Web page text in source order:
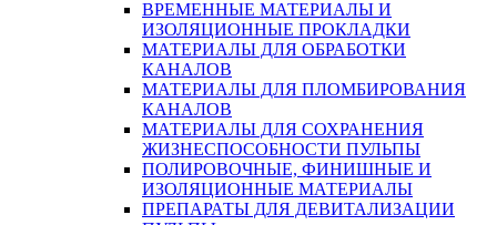
ВРЕМЕННЫЕ МАТЕРИАЛЫ И
ИЗОЛЯЦИОННЫЕ ПРОКЛАДКИ
МАТЕРИАЛЫ ДЛЯ ОБРАБОТКИ
КАНАЛОВ
МАТЕРИАЛЫ ДЛЯ ПЛОМБИРОВАНИЯ
КАНАЛОВ
МАТЕРИАЛЫ ДЛЯ СОХРАНЕНИЯ
ЖИЗНЕСПОСОБНОСТИ ПУЛЬПЫ
ПОЛИРОВОЧНЫЕ, ФИНИШНЫЕ И
ИЗОЛЯЦИОННЫЕ МАТЕРИАЛЫ
ПРЕПАРАТЫ ДЛЯ ДЕВИТАЛИЗАЦИИ